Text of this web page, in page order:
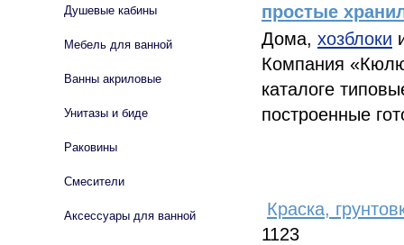
простые
Дома, хозблоки
Компания
каталоге
построенные
Краска,
1123
Душевые кабины
Мебель для ванной
Ванны акриловые
Унитазы и биде
Раковины
Смесители
Аксессуары для ванной